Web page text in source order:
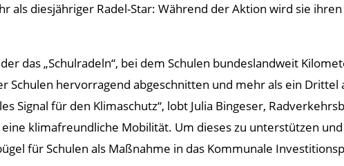
als diesjähriger Radel-Star: Während der Aktion wird sie
das „Schulradeln“, bei dem Schulen bundeslandweit
Schulen hervorragend abgeschnitten und mehr als ein
Signal für den Klimaschutz“, lobt Julia Bingeser,
klimafreundliche Mobilität. Um dieses zu unterstützen
für Schulen als Maßnahme in das Kommunale